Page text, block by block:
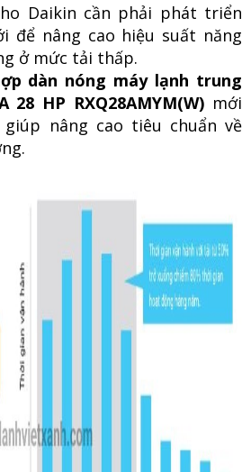
Daikin cần phải phát triển
để nâng cao hiệu suất năng
ở mức tải thấp.
dàn nóng máy lạnh trung
HP RXQ28AMYM(W) mới
nâng cao tiêu chuẩn về